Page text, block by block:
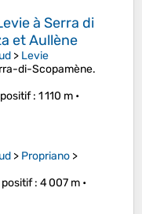
à Serra di
et Aullène
> Levie
di-Scopamène.
: 1 110 m •
> Propriano >
positif: 4 007 m •